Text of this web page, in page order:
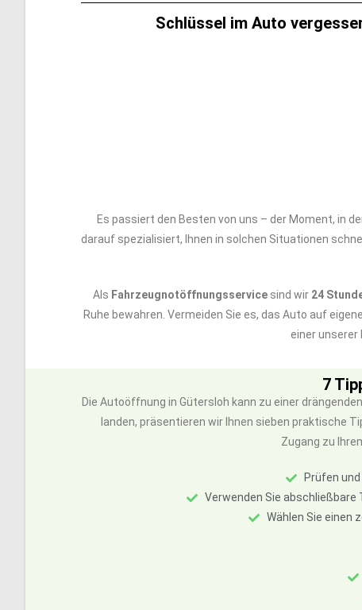
Schlüssel im Auto
Es passiert den Besten von uns – der Moment, in
darauf spezialisiert, Ihnen in solchen Situationen
Als Fahrzeugnotöffnungsservice sind wir 24
Ruhe bewahren. Vermeiden Sie es, das Auto auf
einer unserer
7
Die Autoöffnung in Gütersloh kann zu einer
landen, präsentieren wir Ihnen sieben praktische
Zugang zu
Prüfen
Verwenden Sie
Wählen Sie einen